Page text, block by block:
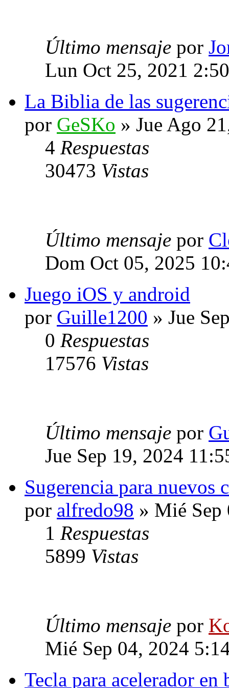
Último mensaje por
Lun Oct 25, 2021
La Biblia de las
por GeSKo » Jue Ago
4 Respuestas
30473 Vistas
Último mensaje por
Dom Oct 05, 2025
Juego iOS y android
por Guille1200 » Jue
0 Respuestas
17576 Vistas
Último mensaje por
Jue Sep 19, 2024
Sugerencia para nuevos
por alfredo98 » Mié Sep
1 Respuestas
5899 Vistas
Último mensaje por
Mié Sep 04, 2024
Tecla para acelerador en